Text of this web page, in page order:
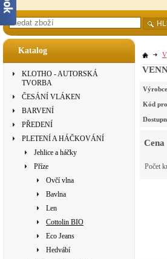
Katalog
KLOTHO - AUTORSKÁ
TVORBA
ČESÁNÍ VLÁKEN
BARVENÍ
PŘEDENÍ
PLETENÍ A HÁČKOVÁNÍ
Jehlice a háčky
Příze
Ovčí vlna
Bavlna
Len
Cottolin BIO
Eco Jeans
Hedvábí
Výrobce
Kód
Cena
Počet